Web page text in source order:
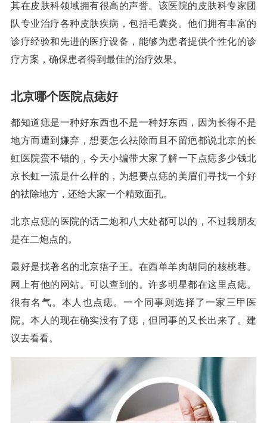
其在皮肤科领域拥有很高的声誉。该医院的皮肤科专家团
队专业治疗各种皮肤疾病，包括毛囊炎。他们拥有丰富的
诊疗经验和先进的医疗设备，能够为患者提供个性化的诊
疗方案，确保患者得到最佳的治疗效果。
北京哪个医院点痣好
都知道痣是一种好东西也不是一种好东西，因为长得不是
地方而遭到嫌弃，想要怎么祛除而且不留疤都说北京的长
虹医院蛮不错的，今天小编带大家了解一下点痣多少钱北
京长虹一流是什么样的，为想要点痣的美眉们寻找一个好
的祛除地方，还给大家一个精致面孔。
北京点痣的医院的话二炮和八大处都可以的，不过我朋友
是在二炮点的。
最好是找著名的北京痦子王。在西单羊肉胡同的核桃巷。
网上有他的网站。可以查到的。许多明星都在这里点痣。
很有名气。本人也点痣。一个同事则选择了一家三甲医
院。本人的现在确实没有了痣，但同事的又长出来了。建
议去看看。